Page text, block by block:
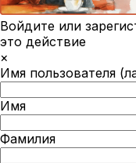
Войдите или
это действие
×
Имя пользователя
Имя
Фамилия